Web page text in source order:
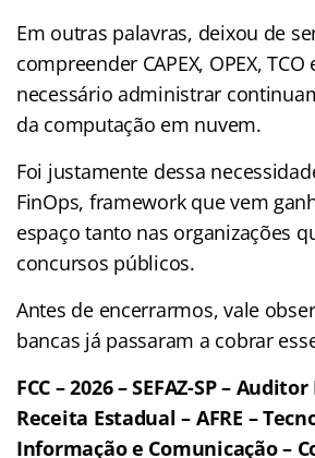
Em outras palavras, deixou de
compreender CAPEX, OPEX,
necessário administrar
da computação em nuvem.
Foi justamente dessa
FinOps, framework que vem
espaço tanto nas organizações
concursos públicos.
Antes de encerrarmos, vale
bancas já passaram a cobrar
FCC – 2026 – SEFAZ-SP –
Receita Estadual – AFRE –
Informação e Comunicação –